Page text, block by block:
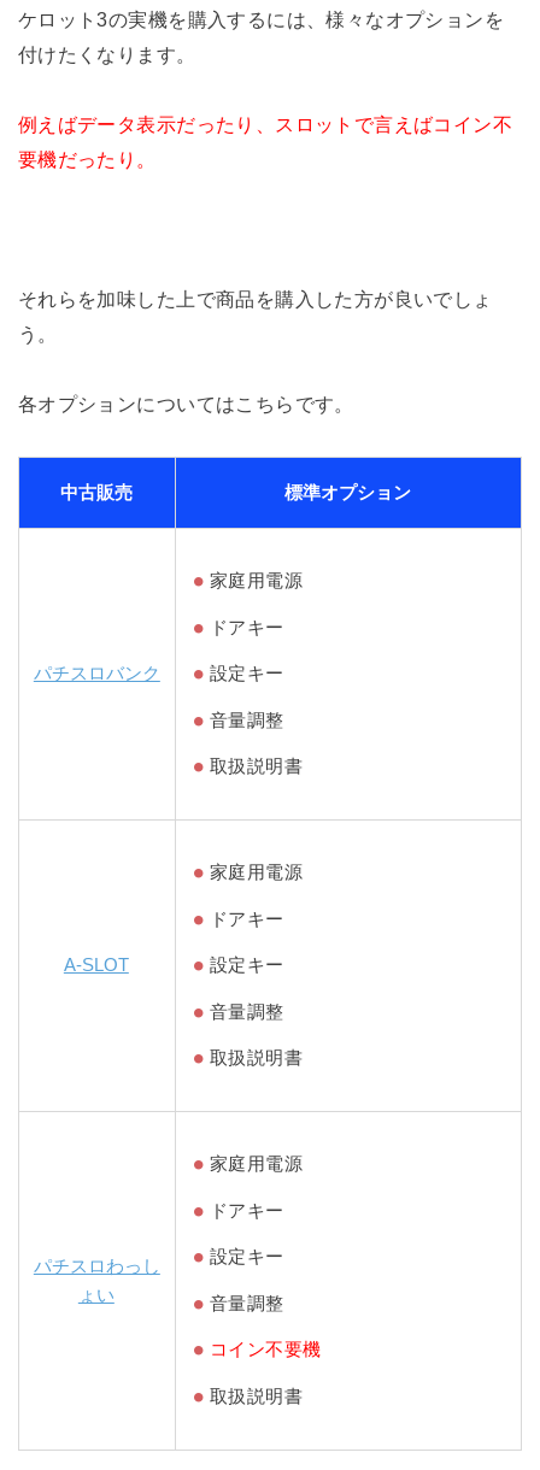
ケロット3の実機を購入するには、様々なオプションを
付けたくなります。
例えばデータ表示だったり、スロットで言えばコイン不
要機だったり。
それらを加味した上で商品を購入した方が良いでしょ
う。
各オプションについてはこちらです。
中古販売 標準オプション
パチスロバンク
家庭用電源
ドアキー
設定キー
音量調整
取扱説明書
A-SLOT
家庭用電源
ドアキー
設定キー
音量調整
取扱説明書
パチスロわっし
ょい
家庭用電源
ドアキー
設定キー
音量調整
コイン不要機
取扱説明書